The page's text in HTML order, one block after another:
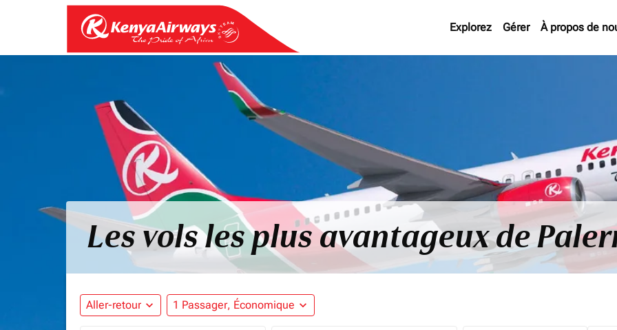
Explorez Gérer À propos de
Les vols les plus avantageux de
Aller-retour expand_more 1 Passager, Économique expand_more